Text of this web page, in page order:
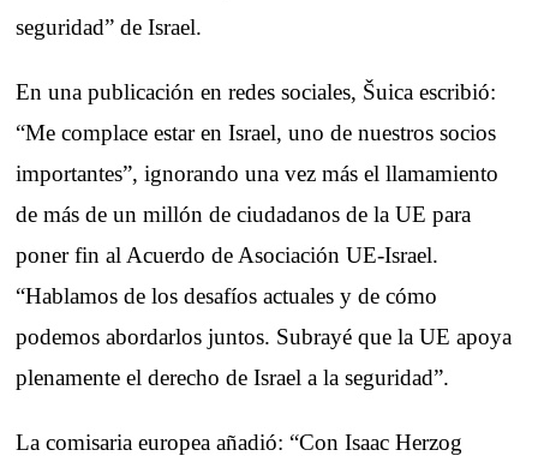
seguridad” de Israel.
En una publicación en redes sociales, Šuica escribió:
“Me complace estar en Israel, uno de nuestros socios
importantes”, ignorando una vez más el llamamiento
de más de un millón de ciudadanos de la UE para
poner fin al Acuerdo de Asociación UE-Israel.
“Hablamos de los desafíos actuales y de cómo
podemos abordarlos juntos. Subrayé que la UE apoya
plenamente el derecho de Israel a la seguridad”.
La comisaria europea añadió: “Con Isaac Herzog